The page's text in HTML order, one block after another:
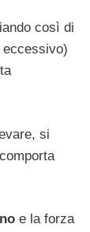
così di
eccessivo)
si
e la forza